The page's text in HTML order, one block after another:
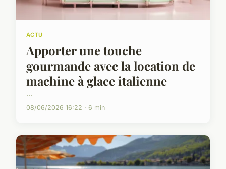
ACTU
Apporter une touche
gourmande avec la location de
machine à glace italienne
...
08/06/2026 16:22 · 6 min